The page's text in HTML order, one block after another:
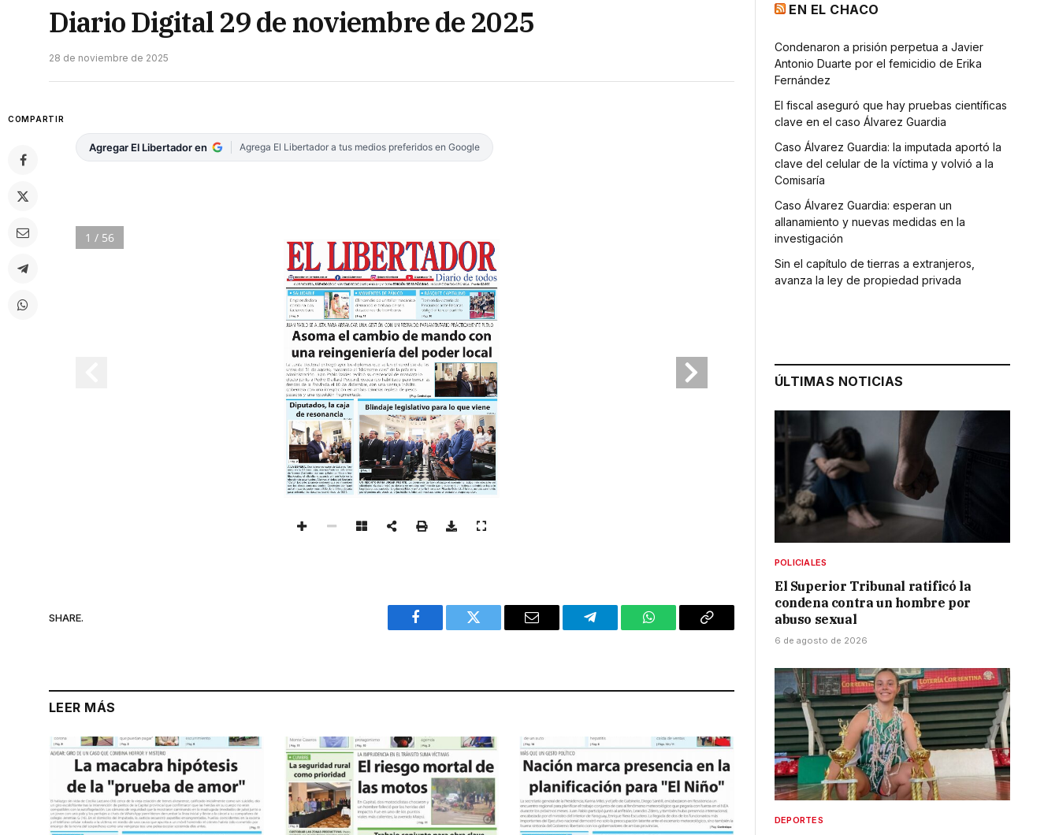
Diario Digital 29 de noviembre de 2025
28 de noviembre de 2025
COMPARTIR
Agregar El Libertador en Agrega El Libertador a tus medios preferidos en Google
1 / 56
SHARE.
Facebook Twitter Email Telegram WhatsAppCopy
LEER MÁS
EN EL CHACO
Condenaron a prisión perpetua a Javier
Antonio Duarte por el femicidio de Erika
Fernández
El fiscal aseguró que hay pruebas científicas
clave en el caso Álvarez Guardia
Caso Álvarez Guardia: la imputada aportó la
clave del celular de la víctima y volvió a la
Comisaría
Caso Álvarez Guardia: esperan un
allanamiento y nuevas medidas en la
investigación
Sin el capítulo de tierras a extranjeros,
avanza la ley de propiedad privada
ÚLTIMAS NOTICIAS
POLICIALES
El Superior Tribunal ratificó la
condena contra un hombre por
abuso sexual
6 de agosto de 2026
DEPORTES